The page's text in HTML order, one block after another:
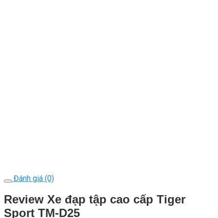
Đánh giá (0)
Review Xe đạp tập cao cấp Tiger
Sport TM-D25